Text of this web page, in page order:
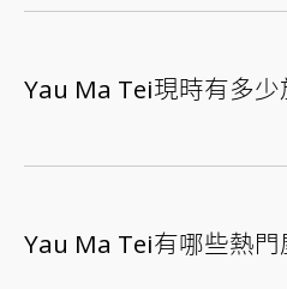
Yau Ma Tei現時有多少
Yau Ma Tei有哪些熱門